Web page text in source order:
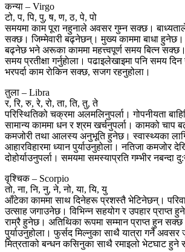
कन्या – Virgo
टो, प, पि, पु, ष, ण, ठ, पे, पो
समयमा काम पूरा नहुनाले अवसर गुम्न सक्छ। बाध्यताले
सक्छ। जिम्मेवारी बढ्नेछन्। मुख्य काममा बाधा हुनेछ।
बढ्नेछ भने अरूका काममा महत्त्वपूर्ण समय बित्न सक्छ।
समय प्रतीक्षा गर्नुहाेला। पढाइलेखाइमा पनि समय
भरपर्दा काम राेकिन सक्छ, सजग रहनुहोला।
तुला – Libra
र, रि, रु, रे, रो, ता, ति, तु, ते
परिस्थितिको चक्रमा अलमलिनुपर्ला। गोपनीयता
सामान्य काममा धन र श्रम खर्चनुपर्ला। कामको चाप
कमजोरी तथा आलस्य अनुभूति हुनेछ। स्वास्थ्यका
आहारविहारमा ध्यान पुर्याउनुहोला। नतिजा कमजोर
दोहोर्याउनुपर्ला। समयमा समस्याप्रति गम्भीर नबन्दा
वृश्चिक – Scorpio
तो, ना, नि, नु, ने, नो, या, यि, यु
आँटेका काममा साथ दिनेहरू प्रशस्तै भेटिनेछन्।
उत्साह जगाउनेछ। विभिन्न सहयोग र उपहार प्राप्त
राम्रै हुनेछ। अतिथिका रूपमा सम्मान प्राप्त हुन
पुर्याउनुहोला। फुर्सद मिल्नुका साथै यात्रा गर्ने
मित्रताको बन्धन कसिनुका साथै रमाइलो भेटघाट हुने